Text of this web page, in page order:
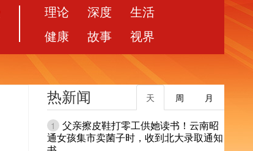
理论 深度
生活
健康
故事 视界
热新闻 月
周
天
1
父亲擦皮鞋打零工供她读书！云南昭
通女孩集市卖菌子时，收到北大录取通知